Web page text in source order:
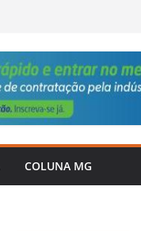
COLUNA MG